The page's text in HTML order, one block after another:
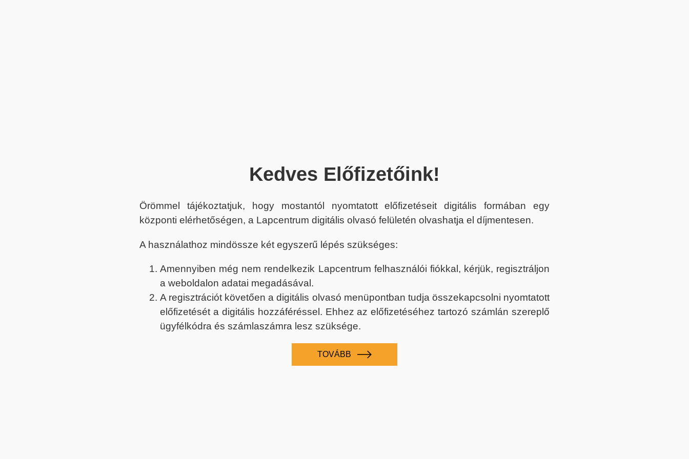
Kedves Előfizetőink!
Örömmel tájékoztatjuk, hogy mostantól nyomtatott előfizetéseit digitális formában egy
központi elérhetőségen, a Lapcentrum digitális olvasó felületén olvashatja el díjmentesen.
A használathoz mindössze két egyszerű lépés szükséges:
Amennyiben még nem rendelkezik Lapcentrum felhasználói fiókkal, kérjük, regisztráljon
a weboldalon adatai megadásával.
A regisztrációt követően a digitális olvasó menüpontban tudja összekapcsolni nyomtatott
előfizetését a digitális hozzáféréssel. Ehhez az előfizetéséhez tartozó számlán szereplő
ügyfélkódra és számlaszámra lesz szüksége.
TOVÁBB